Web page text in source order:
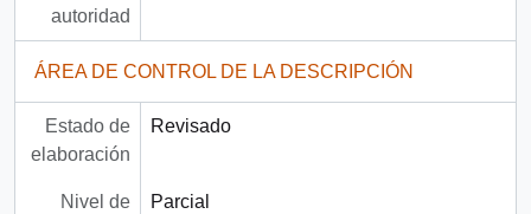
autoridad
ÁREA DE CONTROL DE LA DESCRIPCIÓN
Estado de
elaboración
Revisado
Nivel de
Parcial